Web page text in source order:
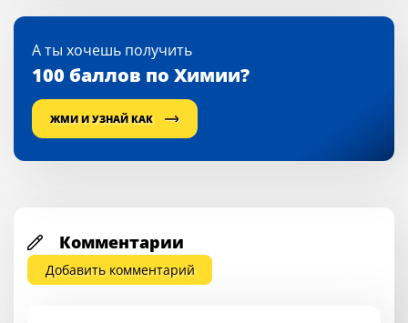
А ты хочешь получить
100 баллов по Химии?
ЖМИ И УЗНАЙ КАК
Комментарии
Добавить комментарий